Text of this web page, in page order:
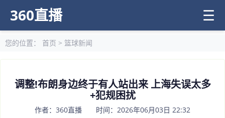
360直播 ☰
您的位置： 首页 > 篮球新闻
调整!布朗身边终于有人站出来 上海失误太多
+犯规困扰
作者：360直播 时间：2026年06月03日 22:32